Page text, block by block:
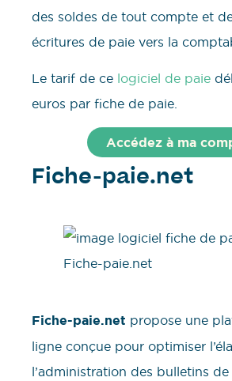
des soldes de tout compte et
écritures de paie vers la
Le tarif de ce logiciel de paie
euros par fiche de paie.
Accédez à ma
Fiche-paie.net
Fiche-paie.net propose une
ligne conçue pour optimiser
l’administration des bulletins de